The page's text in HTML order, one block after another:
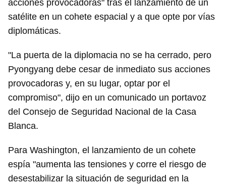
acciones provocadoras" tras el lanzamiento de un
satélite en un cohete espacial y a que opte por vías
diplomáticas.
"La puerta de la diplomacia no se ha cerrado, pero
Pyongyang debe cesar de inmediato sus acciones
provocadoras y, en su lugar, optar por el
compromiso", dijo en un comunicado un portavoz
del Consejo de Seguridad Nacional de la Casa
Blanca.
Para Washington, el lanzamiento de un cohete
espía "aumenta las tensiones y corre el riesgo de
desestabilizar la situación de seguridad en la